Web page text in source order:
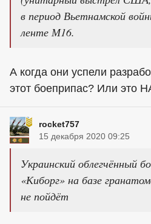
в период Вьетнамской
ленте М16.
А когда они успели
этот боеприпас? Или это
rocket757
15 декабря 2020 09:25
Украинский облегчённый
«Киборг» на базе
не пойдёт